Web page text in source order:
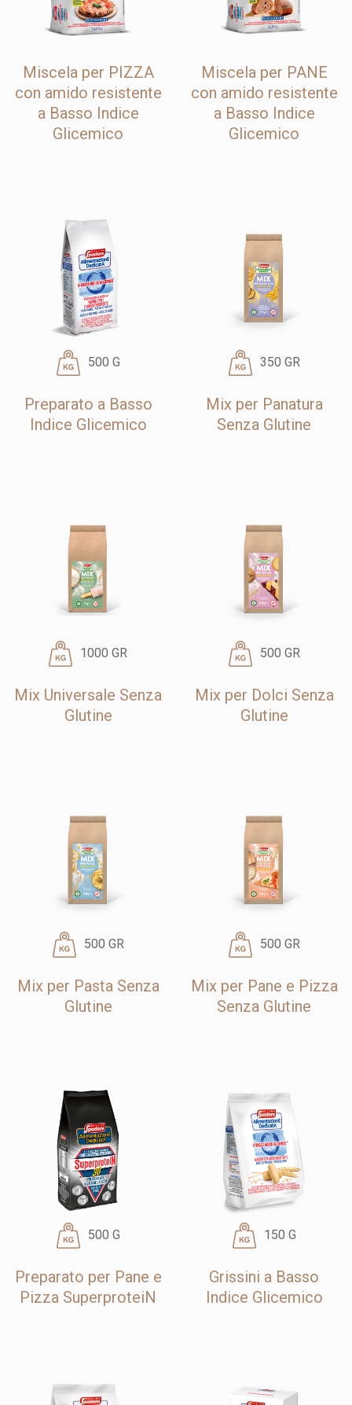
Miscela per PIZZA
con amido resistente
a Basso Indice
Glicemico
Miscela per PANE
con amido resistente
a Basso Indice
Glicemico
500 G
Preparato a Basso
Indice Glicemico
350 GR
Mix per Panatura
Senza Glutine
1000 GR
Mix Universale Senza
Glutine
500 GR
Mix per Dolci Senza
Glutine
500 GR
Mix per Pasta Senza
Glutine
500 GR
Mix per Pane e Pizza
Senza Glutine
500 G
Preparato per Pane e
Pizza SuperproteiN
150 G
Grissini a Basso
Indice Glicemico